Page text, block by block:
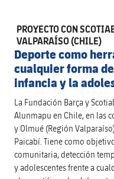
PROYECTO CON
VALPARAÍSO (CHILE)
Deporte como
cualquier forma
infancia y la
La Fundación Barça y
Alunmapu en Chile, en las
y Olmué (Región
Paicabí. Tiene como
comunitaria, detección
y adolescentes frente a